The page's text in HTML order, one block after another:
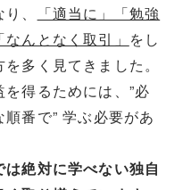
、
「適当に」「勉強
んとなく取引」 をし
多く見てきました。
得るためには、”必
番で” 学ぶ必要があ
絶対に学べない独自